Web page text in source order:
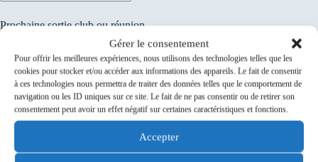
Gérer le consentement
Pour offrir les meilleures expériences, nous utilisons des technologies telles que les
cookies pour stocker et/ou accéder aux informations des appareils. Le fait de consentir
à ces technologies nous permettra de traiter des données telles que le comportement de
navigation ou les ID uniques sur ce site. Le fait de ne pas consentir ou de retirer son
consentement peut avoir un effet négatif sur certaines caractéristiques et fonctions.
Accepter
résultat
Prochaine sortie club ou réunion
09
Août
ACS-024-102-0746...
9 Août 26
Savigny-sur-Orge
Sponsors